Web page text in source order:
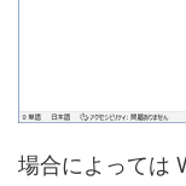
場合によっては